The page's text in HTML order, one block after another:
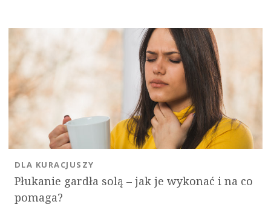
Płukanie gardła solą – jak je wykonać i na co
pomaga?
DLA KURACJUSZY